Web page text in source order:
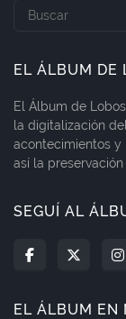
EL ÁLBUM DE
El Álbum de
la digitalización
acontecimientos y
así la
SEGUÍ AL
EL ÁLBUM EN